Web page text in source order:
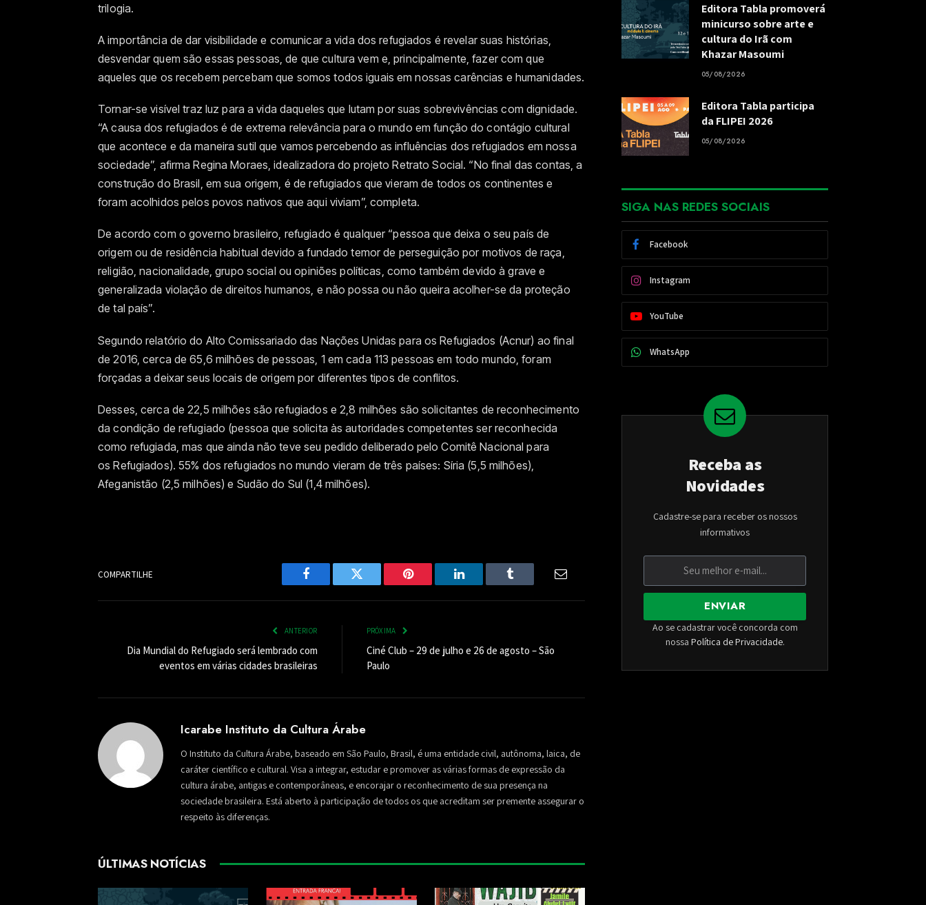
trilogia.
A importância de dar visibilidade e comunicar a vida dos refugiados é revelar suas histórias,
desvendar quem são essas pessoas, de que cultura vem e, principalmente, fazer com que
aqueles que os recebem percebam que somos todos iguais em nossas carências e humanidades.
Tornar-se visível traz luz para a vida daqueles que lutam por suas sobrevivências com dignidade.
“A causa dos refugiados é de extrema relevância para o mundo em função do contágio cultural
que acontece e da maneira sutil que vamos percebendo as influências dos refugiados em nossa
sociedade”, afirma Regina Moraes, idealizadora do projeto Retrato Social. “No final das contas, a
construção do Brasil, em sua origem, é de refugiados que vieram de todos os continentes e
foram acolhidos pelos povos nativos que aqui viviam”, completa.
De acordo com o governo brasileiro, refugiado é qualquer “pessoa que deixa o seu país de
origem ou de residência habitual devido a fundado temor de perseguição por motivos de raça,
religião, nacionalidade, grupo social ou opiniões políticas, como também devido à grave e
generalizada violação de direitos humanos, e não possa ou não queira acolher-se da proteção
de tal país”.
Segundo relatório do Alto Comissariado das Nações Unidas para os Refugiados (Acnur) ao final
de 2016, cerca de 65,6 milhões de pessoas, 1 em cada 113 pessoas em todo mundo, foram
forçadas a deixar seus locais de origem por diferentes tipos de conflitos.
Desses, cerca de 22,5 milhões são refugiados e 2,8 milhões são solicitantes de reconhecimento
da condição de refugiado (pessoa que solicita às autoridades competentes ser reconhecida
como refugiada, mas que ainda não teve seu pedido deliberado pelo Comitê Nacional para
os Refugiados). 55% dos refugiados no mundo vieram de três países: Síria (5,5 milhões),
Afeganistão (2,5 milhões) e Sudão do Sul (1,4 milhões).
COMPARTILHE
Facebook Twitter Pinterest LinkedIn Tumblr
ANTERIOR
Dia Mundial do Refugiado será lembrado com
eventos em várias cidades brasileiras
PRÓXIMA
Ciné Club – 29 de julho e 26 de agosto – São
Paulo
Icarabe Instituto da Cultura Árabe
O Instituto da Cultura Árabe, baseado em São Paulo, Brasil, é uma entidade civil, autônoma, laica, de
caráter científico e cultural. Visa a integrar, estudar e promover as várias formas de expressão da
cultura árabe, antigas e contemporâneas, e encorajar o reconhecimento de sua presença na
sociedade brasileira. Está aberto à participação de todos os que acreditam ser premente assegurar o
respeito às diferenças.
ÚLTIMAS NOTÍCIAS
Editora Tabla promoverá
minicurso sobre arte e
cultura do Irã com
Khazar Masoumi
05/08/2026
Editora Tabla participa
da FLIPEI 2026
05/08/2026
SIGA NAS REDES SOCIAIS
Facebook
Instagram
YouTube
WhatsApp
Receba as
Novidades
Cadastre-se para receber os nossos
informativos
ENVIAR
Ao se cadastrar você concorda com
nossa Política de Privacidade.